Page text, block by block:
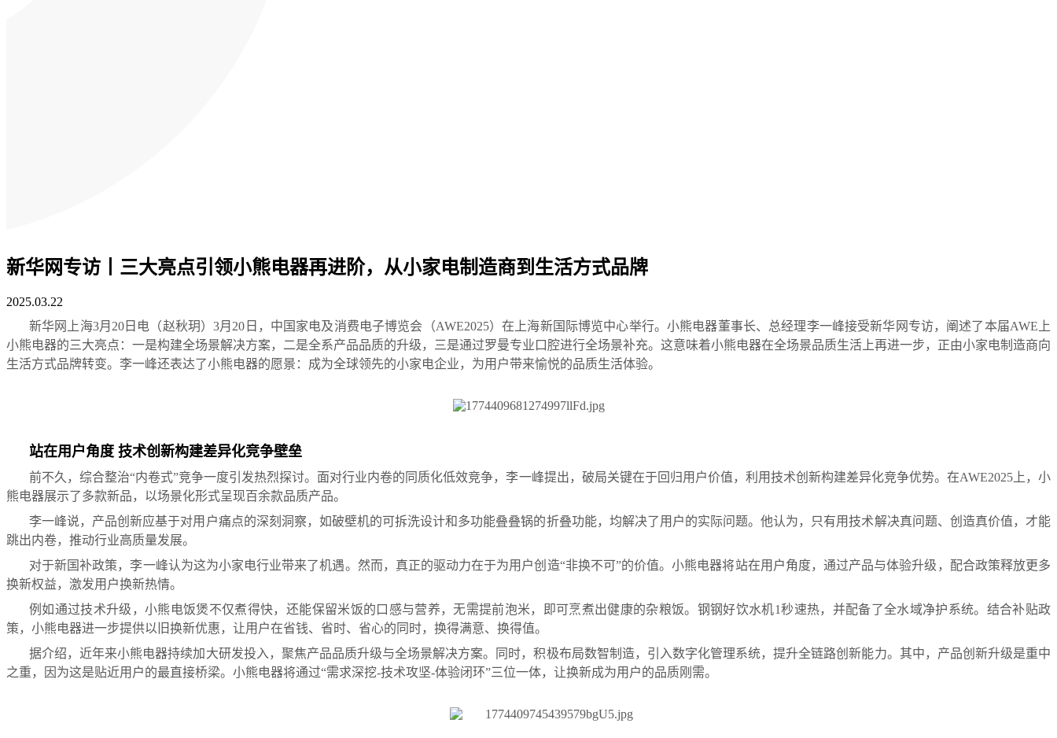
新华网专访丨三大亮点引领小熊电器再进阶，从小家电制造商到生活方式品牌
2025.03.22
新华网上海3月20日电（赵秋玥）3月20日，中国家电及消费电子博览会（AWE2025）在上海新国际博览中心举行。小熊电器董事长、总经理李一峰接受新华网专访，阐述了本届AWE上
小熊电器的三大亮点：一是构建全场景解决方案，二是全系产品品质的升级，三是通过罗曼专业口腔进行全场景补充。这意味着小熊电器在全场景品质生活上再进一步，正由小家电制造商向
生活方式品牌转变。李一峰还表达了小熊电器的愿景：成为全球领先的小家电企业，为用户带来愉悦的品质生活体验。
站在用户角度 技术创新构建差异化竞争壁垒
前不久，综合整治“内卷式”竞争一度引发热烈探讨。面对行业内卷的同质化低效竞争，李一峰提出，破局关键在于回归用户价值，利用技术创新构建差异化竞争优势。在AWE2025上，小
熊电器展示了多款新品，以场景化形式呈现百余款品质产品。
李一峰说，产品创新应基于对用户痛点的深刻洞察，如破壁机的可拆洗设计和多功能叠叠锅的折叠功能，均解决了用户的实际问题。他认为，只有用技术解决真问题、创造真价值，才能
跳出内卷，推动行业高质量发展。
对于新国补政策，李一峰认为这为小家电行业带来了机遇。然而，真正的驱动力在于为用户创造“非换不可”的价值。小熊电器将站在用户角度，通过产品与体验升级，配合政策释放更多
换新权益，激发用户换新热情。
例如通过技术升级，小熊电饭煲不仅煮得快，还能保留米饭的口感与营养，无需提前泡米，即可烹煮出健康的杂粮饭。钢钢好饮水机1秒速热，并配备了全水域净护系统。结合补贴政
策，小熊电器进一步提供以旧换新优惠，让用户在省钱、省时、省心的同时，换得满意、换得值。
据介绍，近年来小熊电器持续加大研发投入，聚焦产品品质升级与全场景解决方案。同时，积极布局数智制造，引入数字化管理系统，提升全链路创新能力。其中，产品创新升级是重中
之重，因为这是贴近用户的最直接桥梁。小熊电器将通过“需求深挖-技术攻坚-体验闭环”三位一体，让换新成为用户的品质刚需。